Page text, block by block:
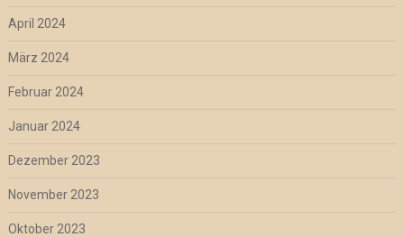
April 2024
März 2024
Februar 2024
Januar 2024
Dezember 2023
November 2023
Oktober 2023